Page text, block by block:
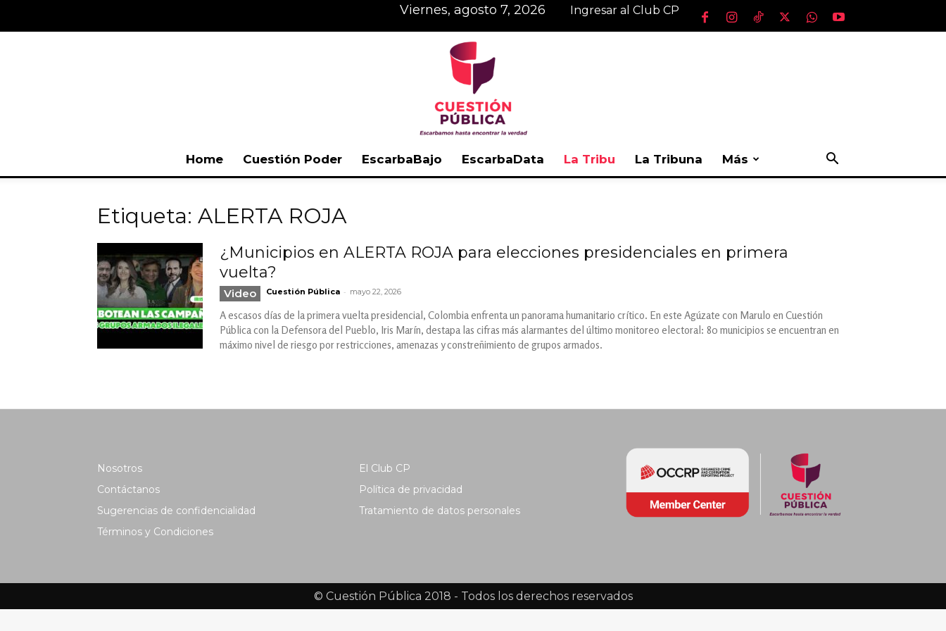
viernes, agosto 7, 2026 Ingresar al Club CP
Home Cuestión Poder EscarbaBajo EscarbaData La Tribu La Tribuna Más
Etiqueta: ALERTA ROJA
¿Municipios en ALERTA ROJA para elecciones presidenciales en primera
vuelta?
Video Cuestión Pública - mayo 22, 2026
A escasos días de la primera vuelta presidencial, Colombia enfrenta un panorama humanitario crítico. En este Agúzate con Marulo en Cuestión
Pública con la Defensora del Pueblo, Iris Marín, destapa las cifras más alarmantes del último monitoreo electoral: 80 municipios se encuentran en
máximo nivel de riesgo por restricciones, amenazas y constreñimiento de grupos armados.
Nosotros
Contáctanos
Sugerencias de confidencialidad
Términos y Condiciones
El Club CP
Política de privacidad
Tratamiento de datos personales
© Cuestión Pública 2018 - Todos los derechos reservados